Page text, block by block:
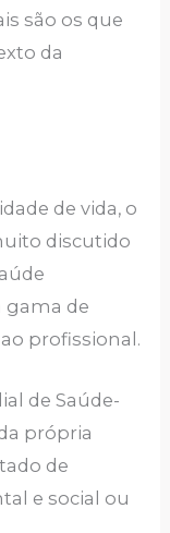
são os que
da
de vida, o
discutido
de
profissional.
de Saúde-
própria
de
e social ou